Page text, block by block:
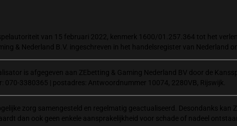
van 15 februari 2022, kenmerk 1600/01.257.364 tot het
& Nederland B.V. ingeschreven in het handelsregister van Nederland
is afgegeven aan ZEbetting & Gaming Nederland BV door de
3380365 | postadres: Antwoordnummer 10074, 2280VB, Rijswijk.
zorg samengesteld en regelmatig geactualiseerd. Desondanks kan
dan ook geen enkele aansprakelijkheid voor schade of nadeel